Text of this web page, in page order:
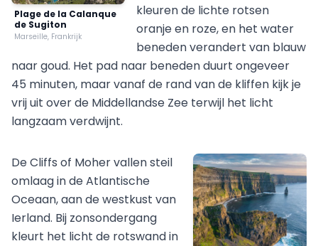
Plage de la Calanque
de Sugiton
Marseille, Frankrijk
kleuren de lichte rotsen
oranje en roze, en het water
beneden verandert van blauw
naar goud. Het pad naar beneden duurt ongeveer
45 minuten, maar vanaf de rand van de kliffen kijk je
vrij uit over de Middellandse Zee terwijl het licht
langzaam verdwijnt.
De Cliffs of Moher vallen steil
omlaag in de Atlantische
Oceaan, aan de westkust van
Ierland. Bij zonsondergang
kleurt het licht de rotswand in